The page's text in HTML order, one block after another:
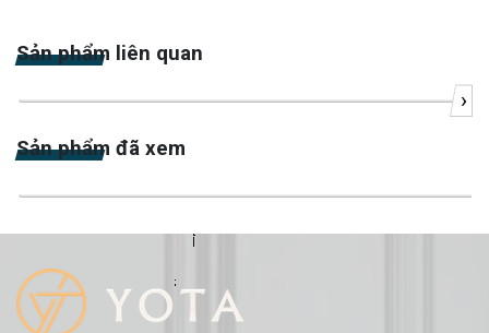
Sản phẩm liên quan
›
Sản phẩm đã xem